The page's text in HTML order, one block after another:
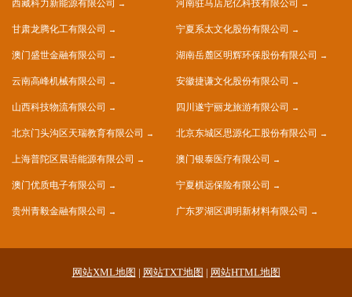
西藏科力新能源有限公司 河南驻马店尼亿科技有限公司
甘肃龙腾化工有限公司 宁夏系太文化股份有限公司
澳门盛世金融有限公司 湖南岳麓区明辉环保股份有限公司
云南高峰机械有限公司 安徽捷谦文化股份有限公司
山西科技物流有限公司 四川遂宁丽龙旅游有限公司
北京门头沟区天瑞教育有限公司 北京东城区思源化工股份有限公司
上海普陀区晨语能源有限公司 澳门银泰医疗有限公司
澳门优质电子有限公司 宁夏棋远保险有限公司
贵州青毅金融有限公司 广东罗湖区调明新材料有限公司
网站XML地图 | 网站TXT地图 | 网站HTML地图